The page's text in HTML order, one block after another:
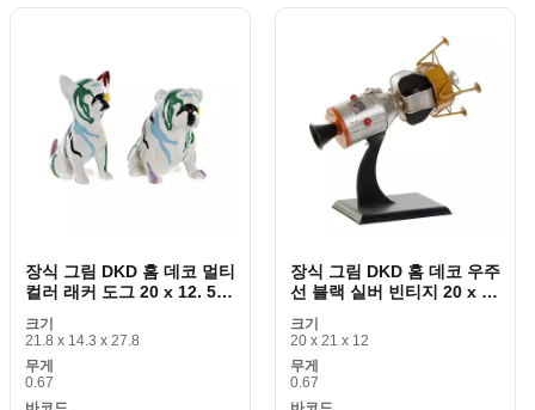
장식 그림 DKD 홈 데코 멀티
컬러 래커 도그 20 x 12. 5 x
크기
21.8 x 14.3 x 27.8
무게
0.67
장식 그림 DKD 홈 데코 우주
선 블랙 실버 빈티지 20 x 12
크기
20 x 21 x 12
무게
0.67